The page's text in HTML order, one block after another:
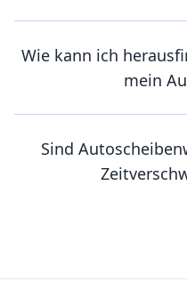
Wie kann ich
mein
Sind